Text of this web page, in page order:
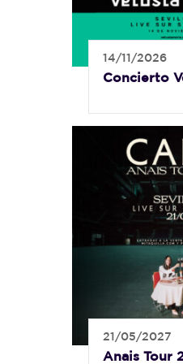
14/11/2026
Concierto
21/05/2027
Anais Tour